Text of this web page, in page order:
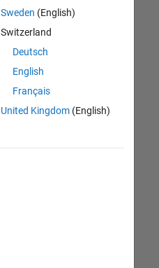
Sweden (English)
Switzerland
Deutsch
English
Français
United Kingdom(English)